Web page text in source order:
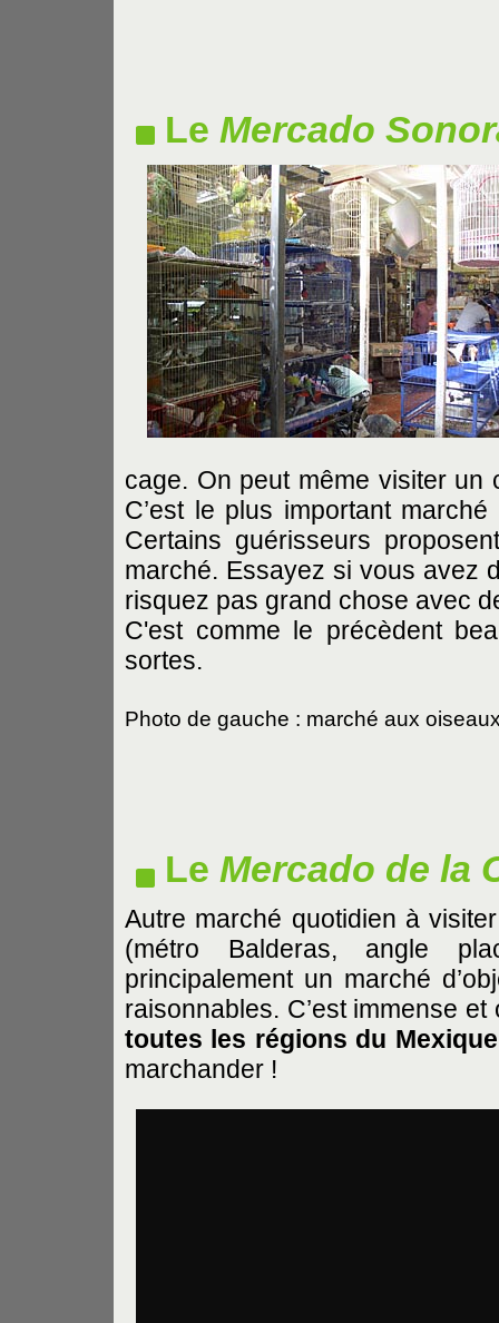
Le Mercado
cage. On peut même visiter
C’est le plus important
Certains guérisseurs
marché. Essayez si vous avez
risquez pas grand chose avec
C'est comme le précèdent
sortes.
Photo de gauche : marché aux
Le Mercado de la
Autre marché quotidien à
(métro Balderas, angle
principalement un marché
raisonnables. C’est immense
toutes les régions du
marchander !